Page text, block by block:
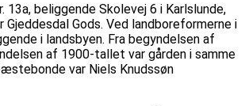
13a, beliggende Skolevej 6 i Karlslunde,
Gods. Ved landboreformerne i
i landsbyen. Fra begyndelsen af
af 1900-tallet var gården i samme
var Niels Knudssøn